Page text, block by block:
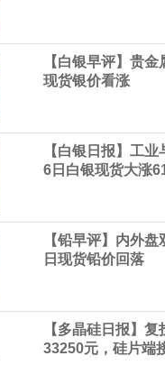
洲科技股下跌，跟随隔夜交易中
股波动性的加剧。 日本市场中
制造商东京电子股价下跌近6%
超过10%。
价料创1992年以来最大单日涨幅
的印度数据中心枢纽建设工作正
的山坡已经被开挖，露出赤红土
的反对声浪持续高涨，给这家美
【白银早评】贵
现货银价看涨
【白银日报】工业
6日白银现货大涨
【铅早评】内外
日现货铅价回落
【多晶硅日报】
33250元，硅片端